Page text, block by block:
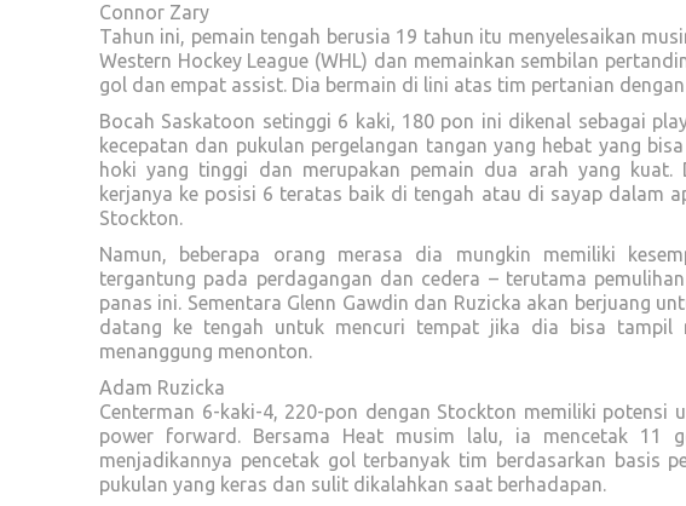
Connor Zary
Tahun ini, pemain tengah berusia 19 tahun itu menyelesaikan
Western Hockey League (WHL) dan memainkan sembilan
gol dan empat assist. Dia bermain di lini atas tim pertanian
Bocah Saskatoon setinggi 6 kaki, 180 pon ini dikenal sebagai
kecepatan dan pukulan pergelangan tangan yang hebat yang
hoki yang tinggi dan merupakan pemain dua arah yang kuat.
kerjanya ke posisi 6 teratas baik di tengah atau di sayap dalam
Stockton.
Namun, beberapa orang merasa dia mungkin memiliki
tergantung pada perdagangan dan cedera – terutama
panas ini. Sementara Glenn Gawdin dan Ruzicka akan berjuang
datang ke tengah untuk mencuri tempat jika dia bisa tampil
menanggung menonton.
Adam Ruzicka
Centerman 6-kaki-4, 220-pon dengan Stockton memiliki potensi
power forward. Bersama Heat musim lalu, ia mencetak 11
menjadikannya pencetak gol terbanyak tim berdasarkan basis
pukulan yang keras dan sulit dikalahkan saat berhadapan.